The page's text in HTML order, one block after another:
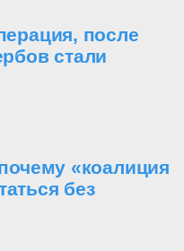
после
стали
«коалиция
без